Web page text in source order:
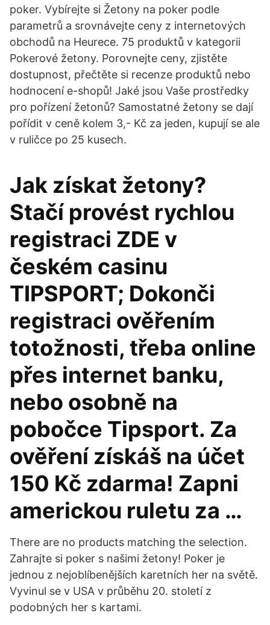
poker. Vybírejte si Žetony na poker podle
parametrů a srovnávejte ceny z internetových
obchodů na Heurece. 75 produktů v kategorii
Pokerové žetony. Porovnejte ceny, zjistěte
dostupnost, přečtěte si recenze produktů nebo
hodnocení e-shopů! Jaké jsou Vaše prostředky
pro pořízení žetonů? Samostatné žetony se dají
pořídit v ceně kolem 3,- Kč za jeden, kupují se ale
v ruličce po 25 kusech.
Jak získat žetony?
Stačí provést rychlou
registraci ZDE v
českém casinu
TIPSPORT; Dokonči
registraci ověřením
totožnosti, třeba online
přes internet banku,
nebo osobně na
pobočce Tipsport. Za
ověření získáš na účet
150 Kč zdarma! Zapni
americkou ruletu za …
There are no products matching the selection.
Zahrajte si poker s našimi žetony! Poker je
jednou z nejoblíbenějších karetních her na světě.
Vyvinul se v USA v průběhu 20. století z
podobných her s kartami.